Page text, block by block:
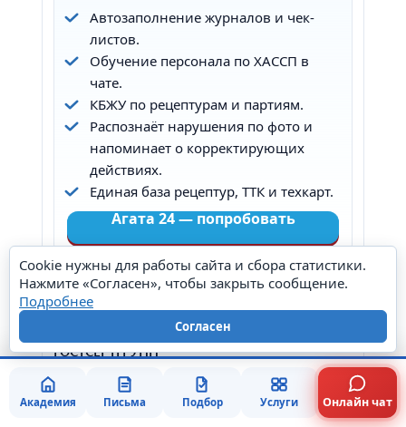
Академия Письма Подбор Услуги Онлайн чат
Автозаполнение журналов и чек-
листов.
Обучение персонала по ХАССП в
чате.
КБЖУ по рецептурам и партиям.
Распознаёт нарушения по фото и
напоминает о корректирующих
действиях.
Единая база рецептур, ТТК и техкарт.
Агата 24 — попробовать
ГОСТСЕРТГРУПП
Оставить заявку
Cookie нужны для работы сайта и сбора статистики.
Нажмите «Согласен», чтобы закрыть сообщение.
Подробнее
Согласен